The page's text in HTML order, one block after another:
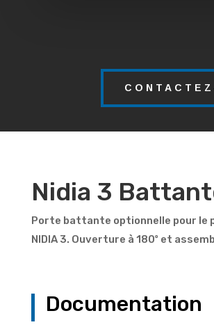
Nidia 3
Porte battante optionnelle pour le
NIDIA 3. Ouverture à 180º et
Documentation